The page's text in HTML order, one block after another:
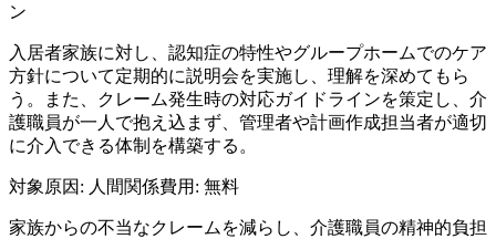
ン
入居者家族に対し、認知症の特性やグループホームでのケア
方針について定期的に説明会を実施し、理解を深めてもら
う。また、クレーム発生時の対応ガイドラインを策定し、介
護職員が一人で抱え込まず、管理者や計画作成担当者が適切
に介入できる体制を構築する。
対象原因: 人間関係費用: 無料
家族からの不当なクレームを減らし、介護職員の精神的負担